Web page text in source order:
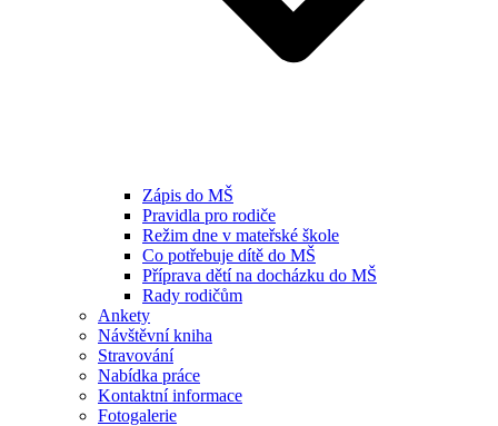
Zápis do MŠ
Pravidla pro rodiče
Režim dne v mateřské škole
Co potřebuje dítě do MŠ
Příprava dětí na docházku do MŠ
Rady rodičům
Ankety
Návštěvní kniha
Stravování
Nabídka práce
Kontaktní informace
Fotogalerie